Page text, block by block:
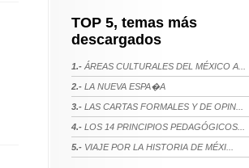
TOP 5, temas más
descargados
1.- ÁREAS CULTURALES DEL MÉXICO A...
2.- LA NUEVA ESPA�A
3.- LAS CARTAS FORMALES Y DE OPIN...
4.- LOS 14 PRINCIPIOS PEDAGÓGICOS...
5.- VIAJE POR LA HISTORIA DE MÉXI...